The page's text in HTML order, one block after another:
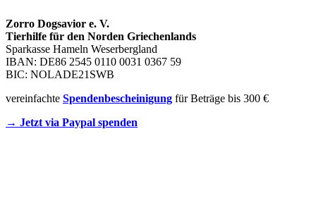
Zorro Dogsavior e. V.
Tierhilfe für den Norden Griechenlands
Sparkasse Hameln Weserbergland
IBAN: DE86 2545 0110 0031 0367 59
BIC: NOLADE21SWB
vereinfachte Spendenbescheinigung für Beträge bis 300 €
→ Jetzt via Paypal spenden